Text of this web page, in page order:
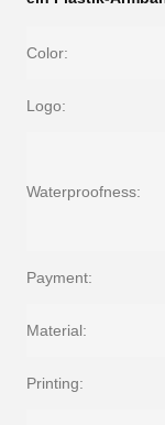
Color:
Logo:
Waterproofness:
Payment:
Material:
Printing: